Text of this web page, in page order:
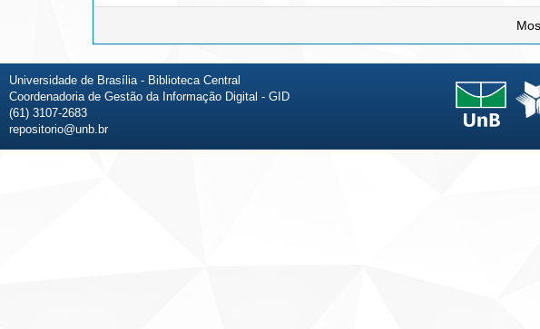
Universidade de Brasília - Biblioteca Central
Coordenadoria de Gestão da Informação Digital - GID
(61) 3107-2683
repositorio@unb.br